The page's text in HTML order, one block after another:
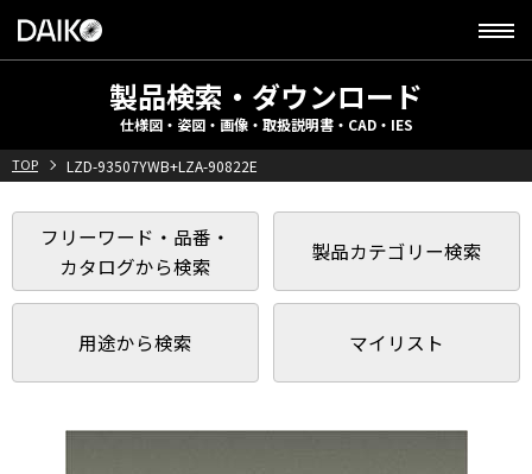
製品検索・ダウンロード
仕様図・姿図・画像・取扱説明書・CAD・IES
TOP LZD-93507YWB+LZA-90822E
フリーワード・品番・
カタログから検索
製品カテゴリー検索
用途から検索 マイリスト